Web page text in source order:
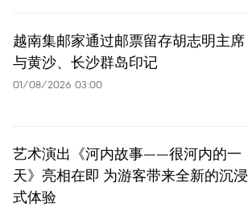
越南集邮家通过邮票留存胡志明主席
与黄沙、长沙群岛印记
01/08/2026 03:00
艺术演出《河内故事——很河内的一
天》亮相在即 为游客带来全新的沉浸
式体验